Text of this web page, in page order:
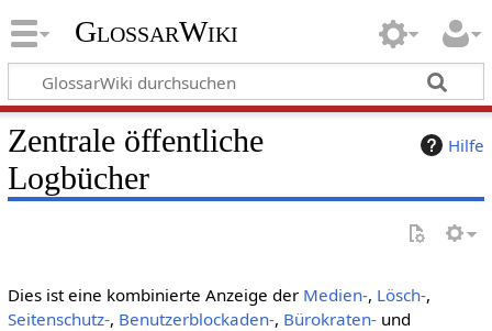
GlossarWiki
Hilfe
Zentrale öffentliche
Logbücher
Dies ist eine kombinierte Anzeige der Medien-, Lösch-,
Seitenschutz-, Benutzerblockaden-, Bürokraten-und